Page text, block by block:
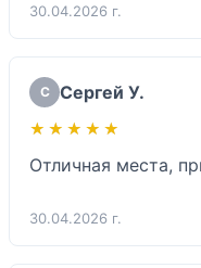
30.04.2026 г.
С Сергей У.
★★★★★
★★★★★
Отличная места,
30.04.2026 г.